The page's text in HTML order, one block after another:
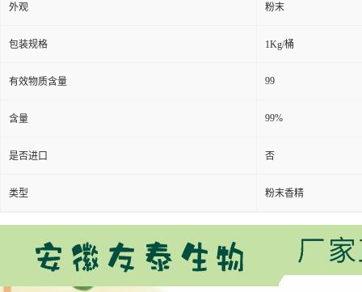
外观 粉末
包装规格 1Kg/桶
有效物质含量 99
含量 99%
是否进口 否
类型 粉末香精